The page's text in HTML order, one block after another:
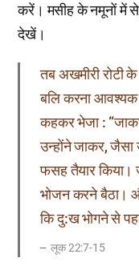
करें। मसीह के नमूनों में
देखें।
तब अखमीरी रोटी
बलि करना आवश्यक
कहकर भेजा :
उन्होंने जाकर, जैसा
फसह तैयार किया।
भोजन करने बैठा।
कि दु:ख भोगने से
लूक 22:7-15